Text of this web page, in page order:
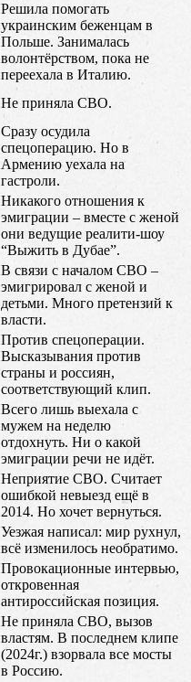
Решила помогать
украинским беженцам в
Польше. Занималась
волонтёрством, пока не
переехала в Италию.
Не приняла СВО.
Сразу осудила
спецоперацию. Но в
Армению уехала на
гастроли.
Никакого отношения к
эмиграции – вместе с женой
они ведущие реалити-шоу
“Выжить в Дубае”.
В связи с началом СВО –
эмигрировал с женой и
детьми. Много претензий к
власти.
Против спецоперации.
Высказывания против
страны и россиян,
соответствующий клип.
Всего лишь выехала с
мужем на неделю
отдохнуть. Ни о какой
эмиграции речи не идёт.
Неприятие СВО. Считает
ошибкой невыезд ещё в
2014. Но хочет вернуться.
Уезжая написал: мир рухнул,
всё изменилось необратимо.
Провокационные интервью,
откровенная
антироссийская позиция.
Не приняла СВО, вызов
властям. В последнем клипе
(2024г.) взорвала все мосты
в Россию.